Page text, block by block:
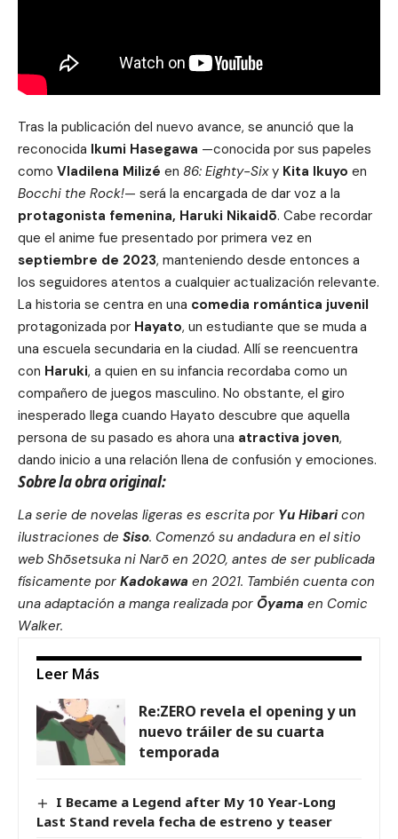
Tras la publicación del nuevo avance, se anunció que la
reconocida Ikumi Hasegawa —conocida por sus papeles
como Vladilena Milizé en 86: Eighty-Sixy Kita Ikuyo en
Bocchi the Rock!— será la encargada de dar voz a la
protagonista femenina, Haruki Nikaidō. Cabe recordar
que el anime fue presentado por primera vez en
septiembre de 2023, manteniendo desde entonces a
los seguidores atentos a cualquier actualización relevante.
La historia se centra en una comedia romántica juvenil
protagonizada por Hayato, un estudiante que se muda a
una escuela secundaria en la ciudad. Allí se reencuentra
con Haruki, a quien en su infancia recordaba como un
compañero de juegos masculino. No obstante, el giro
inesperado llega cuando Hayato descubre que aquella
persona de su pasado es ahora una atractiva joven,
dando inicio a una relación llena de confusión y emociones.
Sobre la obra original:
La serie de novelas ligeras es escrita por Yu Hibaricon
ilustraciones de Siso. Comenzó su andadura en el sitio
web Shōsetsuka ni Narō en 2020, antes de ser publicada
físicamente por Kadokawa en 2021. También cuenta con
una adaptación a manga realizada por Ōyama en Comic
Walker.
Leer Más
Re:ZERO revela el opening y un
nuevo tráiler de su cuarta
temporada
I Became a Legend after My 10 Year-Long
Last Stand revela fecha de estreno y teaser